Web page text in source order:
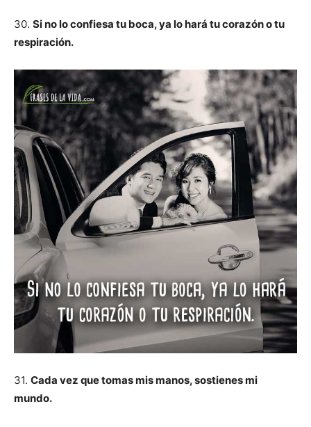
30. Si no lo confiesa tu boca, ya lo hará tu corazón o tu
respiración.
31. Cada vez que tomas mis manos, sostienes mi
mundo.